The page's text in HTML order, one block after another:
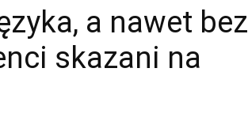
a nawet bez
skazani na